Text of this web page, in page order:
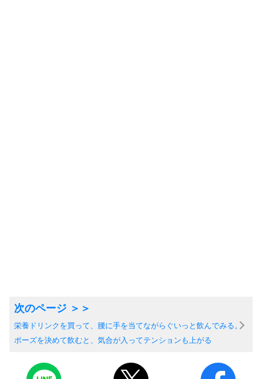
栄養ドリンクを買って、腰に手を当てながらぐいっと飲んでみる。
ポーズを決めて飲むと、気合が入ってテンションも上がる